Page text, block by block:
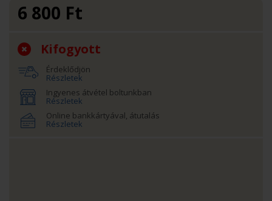
6 800 Ft
Kifogyott
Érdeklődjön
Részletek
Ingyenes átvétel boltunkban
Részletek
Online bankkártyával, átutalás
Részletek